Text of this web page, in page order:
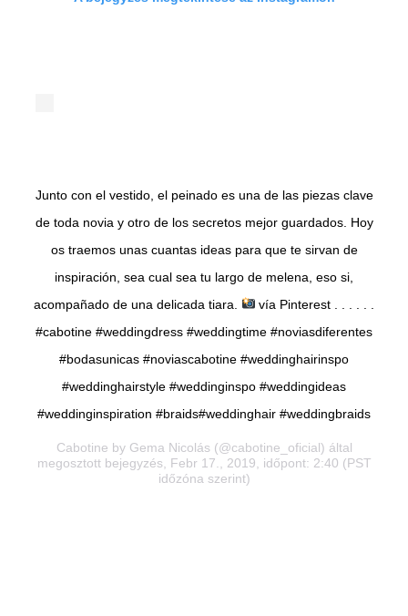
Junto con el vestido, el peinado es una de las piezas clave
de toda novia y otro de los secretos mejor guardados. Hoy
os traemos unas cuantas ideas para que te sirvan de
inspiración, sea cual sea tu largo de melena, eso si,
acompañado de una delicada tiara.
vía Pinterest . . . . . .
#cabotine #weddingdress #weddingtime #noviasdiferentes
#bodasunicas #noviascabotine #weddinghairinspo
#weddinghairstyle #weddinginspo #weddingideas
#weddinginspiration #braids#weddinghair #weddingbraids
Cabotine by Gema Nicolás (@cabotine_oficial) által
megosztott bejegyzés, Febr 17., 2019, időpont: 2:40 (PST
időzóna szerint)